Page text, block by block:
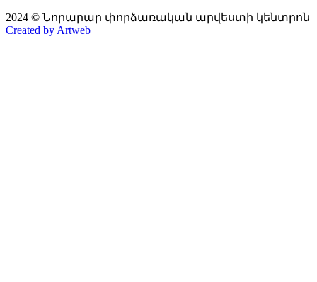
2024 © Նորարար փորձառական արվեստի կենտրոն
Created by Artweb